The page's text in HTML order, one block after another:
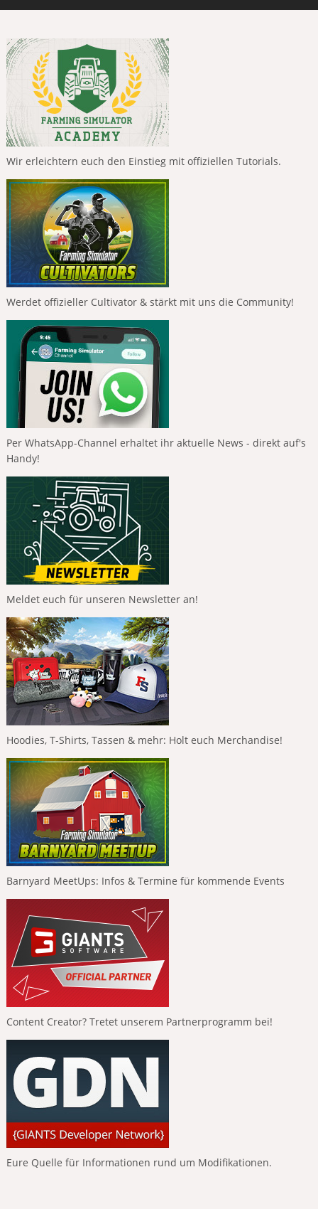
Wir erleichtern euch den Einstieg mit offiziellen Tutorials.
Werdet offizieller Cultivator & stärkt mit uns die Community!
Per WhatsApp-Channel erhaltet ihr aktuelle News - direkt auf's
Handy!
Meldet euch für unseren Newsletter an!
Hoodies, T-Shirts, Tassen & mehr: Holt euch Merchandise!
Barnyard MeetUps: Infos & Termine für kommende Events
Content Creator? Tretet unserem Partnerprogramm bei!
Eure Quelle für Informationen rund um Modifikationen.